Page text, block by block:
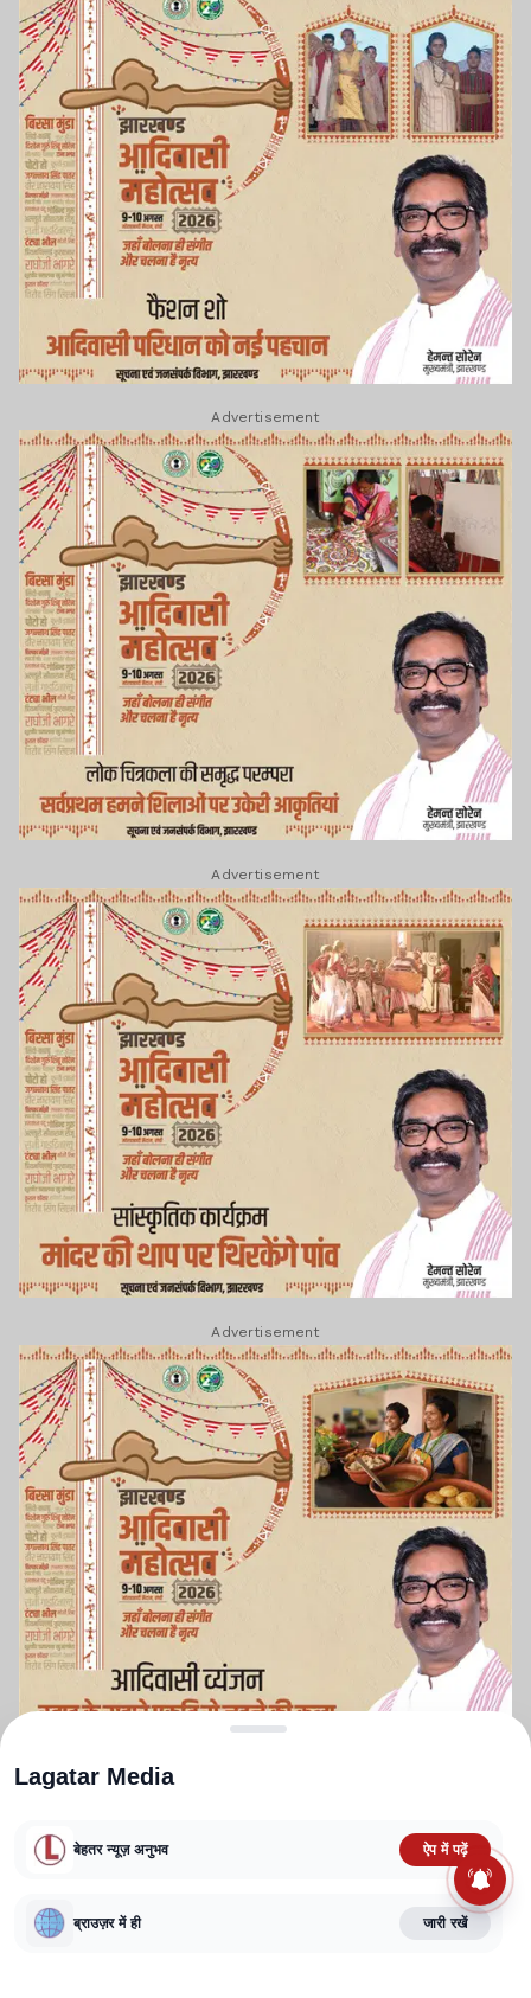
Advertisement
Advertisement
Advertisement
TERMS AND CONDITIONS
CORRECTIONS POLICY
FACT CHECKING POLICY
Lagatar Media
बेहतर न्यूज़ अनुभव ऐप में पढ़ें
ब्राउज़र में ही जारी रखें